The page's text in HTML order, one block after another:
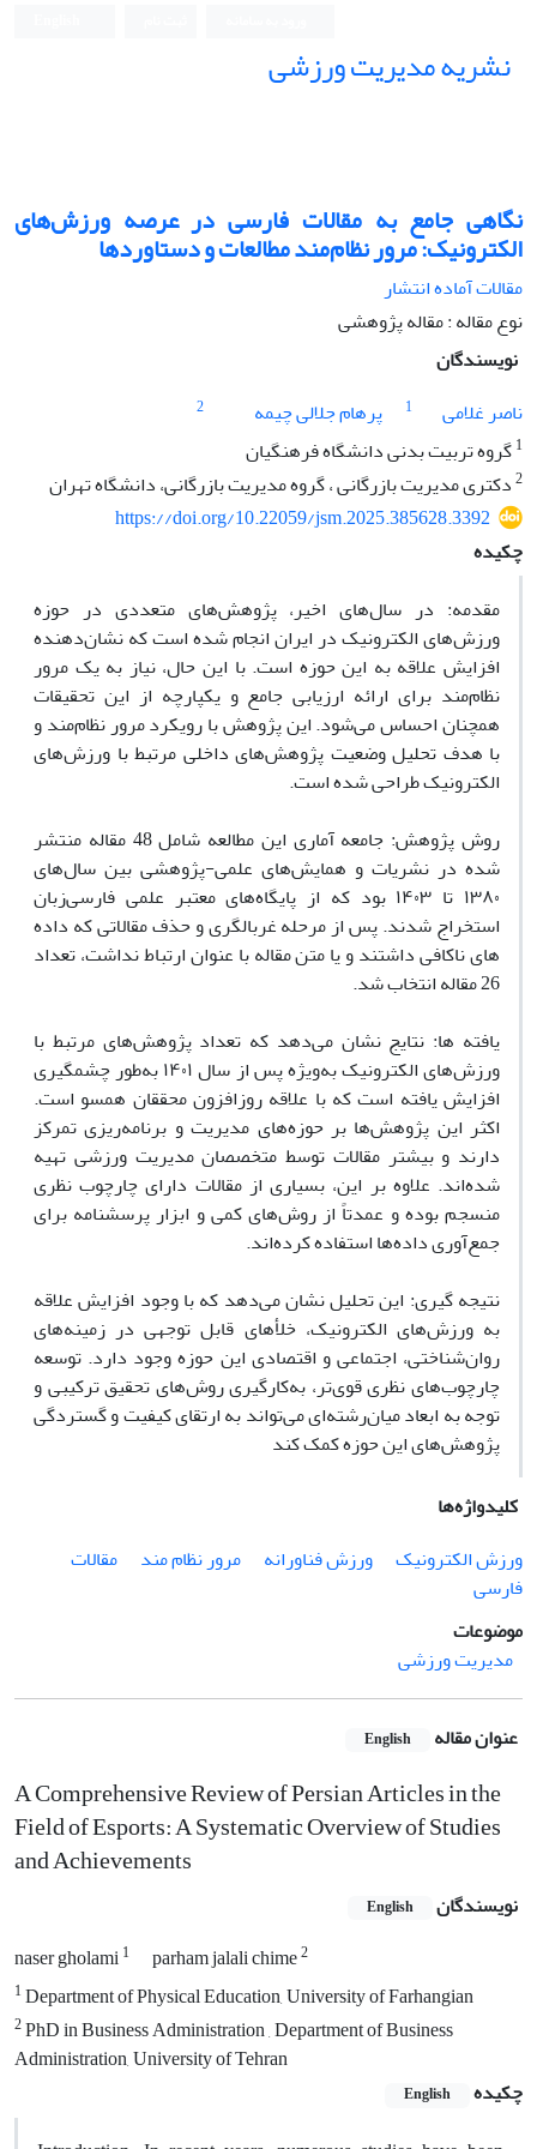
نشریه مدیریت ورزشی
نگاهی جامع به مقالات فارسی در عرصه ورزش‌های
الکترونیک: مرور نظام‌مند مطالعات و دستاوردها
مقالات آماده انتشار
نوع مقاله : مقاله پژوهشی
نویسندگان
ناصر غلامی
1 پرهام جلالی چیمه
2
1گروه تربیت بدنی دانشگاه فرهنگیان
2دکتری مدیریت بازرگانی ، گروه مدیریت بازرگانی، دانشگاه تهران
https://doi.org/10.22059/jsm.2025.385628.3392
چکیده
مقدمه: در سال‌های اخیر، پژوهش‌های متعددی در حوزه
ورزش‌های الکترونیک در ایران انجام شده است که نشان‌دهنده
افزایش علاقه به این حوزه است. با این حال، نیاز به یک مرور
نظام‌مند برای ارائه ارزیابی جامع و یکپارچه از این تحقیقات
همچنان احساس می‌شود. این پژوهش با رویکرد مرور نظام‌مند و
با هدف تحلیل وضعیت پژوهش‌های داخلی مرتبط با ورزش‌های
الکترونیک طراحی شده است.
روش پژوهش: جامعه آماری این مطالعه شامل 48 مقاله منتشر
شده در نشریات و همایش‌های علمی-پژوهشی بین سال‌های
۱۳۸۰ تا ۱۴۰۳ بود که از پایگاه‌های معتبر علمی فارسی‌زبان
استخراج شدند. پس از مرحله غربالگری و حذف مقالاتی که داده
های ناکافی داشتند و یا متن مقاله با عنوان ارتباط نداشت، تعداد
26 مقاله انتخاب شد.
یافته ها: نتایج نشان می‌دهد که تعداد پژوهش‌های مرتبط با
ورزش‌های الکترونیک به‌ویژه پس از سال ۱۴۰۱ به‌طور چشمگیری
افزایش یافته است که با علاقه روزافزون محققان همسو است.
اکثر این پژوهش‌ها بر حوزه‌های مدیریت و برنامه‌ریزی تمرکز
دارند و بیشتر مقالات توسط متخصصان مدیریت ورزشی تهیه
شده‌اند. علاوه بر این، بسیاری از مقالات دارای چارچوب نظری
منسجم بوده و عمدتاً از روش‌های کمی و ابزار پرسشنامه برای
جمع‌آوری داده‌ها استفاده کرده‌اند.
نتیجه گیری: این تحلیل نشان می‌دهد که با وجود افزایش علاقه
به ورزش‌های الکترونیک، خلأهای قابل توجهی در زمینه‌های
روان‌شناختی، اجتماعی و اقتصادی این حوزه وجود دارد. توسعه
چارچوب‌های نظری قوی‌تر، به‌کارگیری روش‌های تحقیق ترکیبی و
توجه به ابعاد میان‌رشته‌ای می‌تواند به ارتقای کیفیت و گستردگی
پژوهش‌های این حوزه کمک کند
کلیدواژه‌ها
ورزش الکترونیک
ورزش فناورانه مرور نظام مند
مقالات
فارسی
موضوعات
مدیریت ورزشی
عنوان مقاله English
A Comprehensive Review of Persian Articles in the
Field of Esports: A Systematic Overview of Studies
and Achievements
نویسندگان English
naser gholami1 parham jalali chime2
1Department of Physical Education, University of Farhangian
2PhD in Business Administration , Department of Business
Administration, University of Tehran
چکیده
English